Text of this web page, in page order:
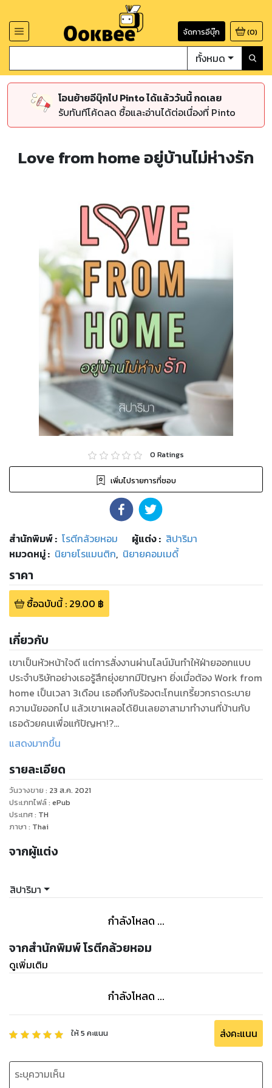
จัดการอีบุ๊ก (0)
ทั้งหมด
โอนย้ายอีบุ๊กไป Pinto ได้แล้ววันนี้ กดเลย
รับทันทีโค้ดลด ซื้อและอ่านได้ต่อเนื่องที่ Pinto
Love from home อยู่บ้านไม่ห่างรัก
0 Ratings
เพิ่มไปรายการที่ชอบ
สำนักพิมพ์: โรตีกล้วยหอม ผู้แต่ง : สิปาริมา
หมวดหมู่: นิยายโรแมนติก, นิยายคอมเมดี้
ราคา
ซื้อฉบับนี้: 29.00 ฿
เกี่ยวกับ
เขาเป็นหัวหน้าใจดี แต่การสั่งงานผ่านไลน์มันทำให้ฝ่ายออกแบบ
ประจำบริษัทอย่างเธอรู้สึกยุ่งยากมีปัญหา ยิ่งเมื่อต้อง Work from
home เป็นเวลา 3เดือน เธอถึงกับร้องตะโกนเกรี้ยวกราดระบาย
ความนัยออกไป แล้วเขาเผลอได้ยินเลยอาสามาทำงานที่บ้านกับ
เธอด้วยคนเพื่อแก้ปัญหา!?
“เออ งานล่าสุดที่เราส่งมาโอเคแล้วแหละ แต่พี่อยากให้ปรับรูปให้
มุมมันเอียงกว่านี้หน่อยได้ไหม มันดูไม่ค่อยชัดน่ะ”
“ประมาณนี้ไหมคะ” นิชดาถามพลางขยับตามคำสั่งหัวหน้าทันที ส่ง
กลับไปในกลุ่ม แต่เขาที่อยู่ในสายบอกยังไม่ใช่ ให้ขยับอีก หลายต่อ
หลายครั้งจนข้อความในกลุ่มสนทนามีแต่ชื่อเธอจนเธอเริ่มรู้สึก
ดังนั้น นิชดาจึงวางโทรศัพท์ลงพร้อมตะโกนระบายความอึดอัดของ
“โอ๊ยยย!! ขัดใจ!! ทำไมไม่มาดูเองเลยล่ะ ทำงานแบบนี้เอาหัวโหม่ง
ทุบลงบนโต๊ะเสียงดังหลายครั้งจนเจ้าสุนัขที่อยู่ข้างนอกส่งเสียง
เห่าตกใจ รวมถึงคนที่อยู่ในสาย
“นุ่น เป็นอะไร” เสียงตระหนกของรุ่นพี่ที่ดังออกมาจากโทรศัพท์ ทำ
แสกๆ เธอหันขวับทางต้นเสียง หยิบหน้าจอขึ้นมาดูพบว่าเวลา
แสดงมากขึ้น
รายละเอียด
วันวางขาย : 23 ส.ค. 2021
ประเภทไฟล์: ePub
ประเทศ: TH
ภาษา : Thai
จากผู้แต่ง
สิปาริมา
กำลังโหลด ...
จากสำนักพิมพ์ โรตีกล้วยหอม
ดูเพิ่มเติม
กำลังโหลด ...
ให้5 คะแนน ส่งคะแนน